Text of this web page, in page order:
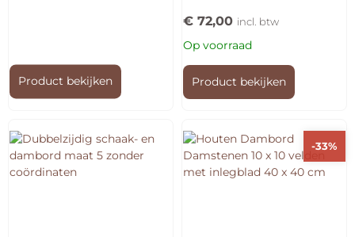
Product bekijken
€ 72,00 incl. btw
Op voorraad
Product bekijken
-33%